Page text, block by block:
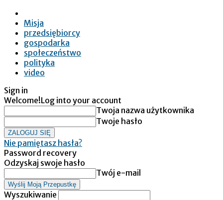
Misja
przedsiębiorcy
gospodarka
społeczeństwo
polityka
video
Sign in
Welcome!Log into your account
Twoja nazwa użytkownika
Twoje hasło
Nie pamiętasz hasła?
Password recovery
Odzyskaj swoje hasło
Twój e-mail
Wyszukiwanie